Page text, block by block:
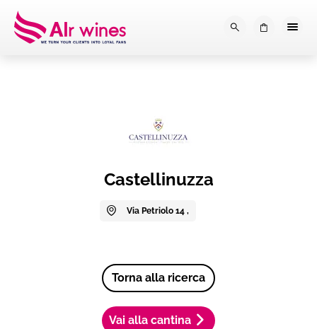
Dalla loro vendemmia, alla
Castellinuzza
Via Petriolo 14 ,
Torna alla ricerca
Vai alla cantina